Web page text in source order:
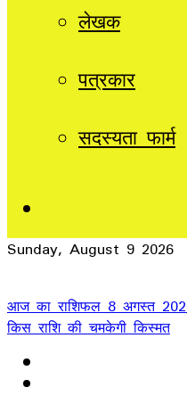
लेखक
पत्रकार
सदस्यता फार्म
Sunday, August 9 2026
आज का राशिफल 8 अगस्त
किस राशि की चमकेगी किस्मत